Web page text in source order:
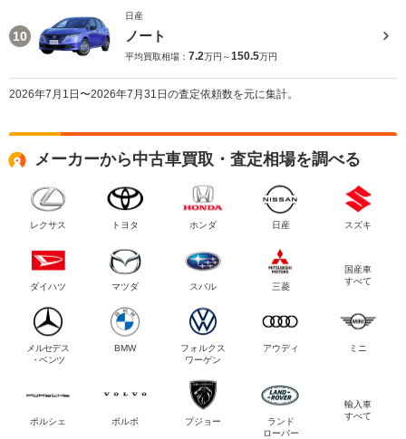
10
日産
ノート
平均買取相場： 7.2万円～150.5万円
2026年7月1日〜2026年7月31日の査定依頼数を元に集計。
メーカーから中古車買取・査定相場を調べる
レクサス トヨタ ホンダ 日産 スズキ
ダイハツ マツダ スバル 三菱
国産車
すべて
メルセデス
・ベンツ
BMW
フォルクス
ワーゲン
アウディ ミニ
ポルシェ ボルボ プジョー
ランド
ローバー
輸入車
すべて